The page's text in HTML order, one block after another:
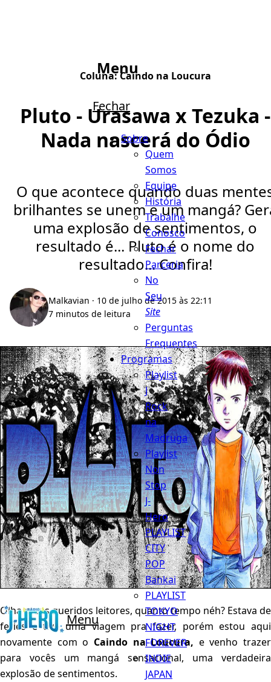
Menu
Menu
Fechar
Sobre
Quem
Somos
Equipe
História
Trabalhe
Conosco
Fechar
Parceria
No
Seu
Site
Perguntas
Frequentes
Programas
Playlist
J
Rock
na
Madruga
Playlist
Non
Stop
J-
Hero
PLAYLIST
CITY
POP
Bankai
PLAYLIST
TOKYO
NIGHT
FOREVER
INDIE
JAPAN
Coluna:Caindo na Loucura
Pluto - Urasawa x Tezuka -
Nada nascerá do Ódio
O que acontece quando duas
brilhantes se unem e um mangá?
uma explosão de sentimentos, o
resultado é... Pluto é o nome do
resultado... Confira!
Malkavian · 10 de julho de 2015 às 22:11
7 minutos de leitura
Olha meus queridos leitores, quanto tempo néh? Estava de
feries e tive uma viagem pra fazer, porém estou aqui
novamente com o Caindo na Loucura, e venho trazer
para vocês um mangá sensacional, uma verdadeira
explosão de sentimentos.